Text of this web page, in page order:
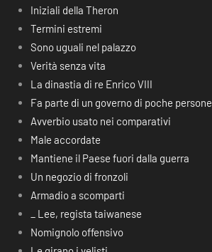
Iniziali della Theron
Termini estremi
Sono uguali nel palazzo
Verità senza vita
La dinastia di re Enrico VIII
Fa parte di un governo di poche persone
Avverbio usato nei comparativi
Male accordate
Mantiene il Paese fuori dalla guerra
Un negozio di fronzoli
Armadio a scomparti
_ Lee, regista taiwanese
Nomignolo offensivo